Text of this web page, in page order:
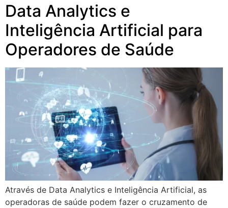
Data Analytics e
Inteligência Artificial para
Operadores de Saúde
Através de Data Analytics e Inteligência Artificial, as
operadoras de saúde podem fazer o cruzamento de